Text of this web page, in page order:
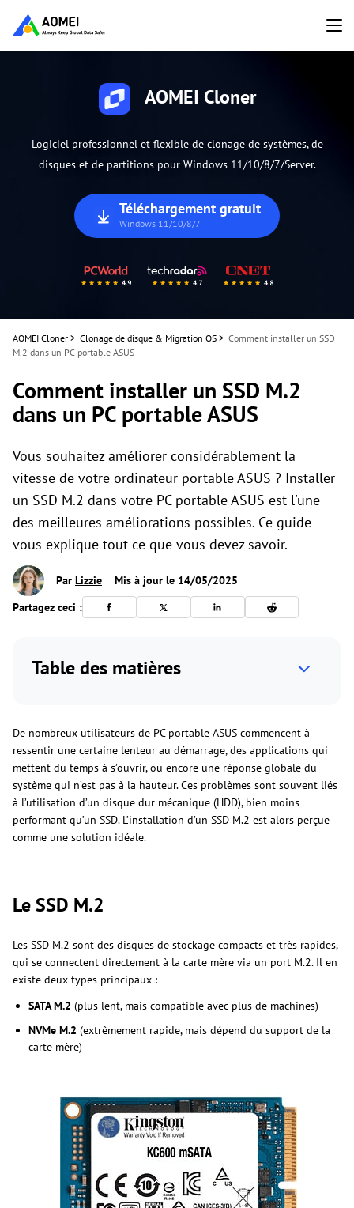
AOMEI Cloner
Logiciel professionnel et flexible de clonage de systèmes, de
disques et de partitions pour Windows 11/10/8/7/Server.
Téléchargement gratuit
Windows 11/10/8/7
AOMEI Cloner > Clonage de disque & Migration OS > Comment installer un SSD
M.2 dans un PC portable ASUS
Comment installer un SSD M.2
dans un PC portable ASUS
Vous souhaitez améliorer considérablement la
vitesse de votre ordinateur portable ASUS ? Installer
un SSD M.2 dans votre PC portable ASUS est l'une
des meilleures améliorations possibles. Ce guide
vous explique tout ce que vous devez savoir.
Par Lizzie
Mis à jour le 14/05/2025
Partagez ceci :
Table des matières
De nombreux utilisateurs de PC portable ASUS commencent à
ressentir une certaine lenteur au démarrage, des applications qui
mettent du temps à s’ouvrir, ou encore une réponse globale du
système qui n’est pas à la hauteur. Ces problèmes sont souvent liés
à l’utilisation d’un disque dur mécanique (HDD), bien moins
performant qu’un SSD. L’installation d’un SSD M.2 est alors perçue
comme une solution idéale.
Le SSD M.2
Les SSD M.2 sont des disques de stockage compacts et très rapides,
qui se connectent directement à la carte mère via un port M.2. Il en
existe deux types principaux :
SATA M.2 (plus lent, mais compatible avec plus de machines)
NVMe M.2 (extrêmement rapide, mais dépend du support de la
carte mère)